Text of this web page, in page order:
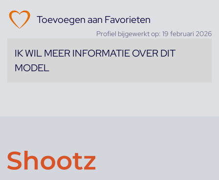
Toevoegen aan Favorieten
Profiel bijgewerkt op: 19 februari 2026
IK WIL MEER INFORMATIE OVER DIT
MODEL